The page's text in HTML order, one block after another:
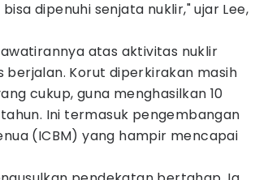
dipenuhi senjata nuklir," ujar Lee,
atas aktivitas nuklir
Korut diperkirakan masih
cukup, guna menghasilkan 10
Ini termasuk pengembangan
(ICBM) yang hampir mencapai